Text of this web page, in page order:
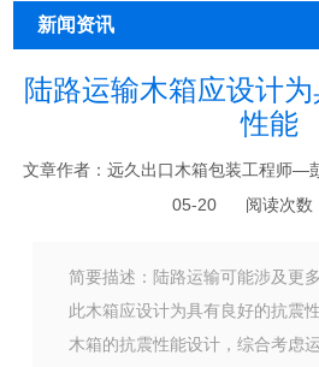
新闻资讯
陆路运输木箱应设计
性能
文章作者：远久出口木箱包装工程师—
05-20
阅读次数
简要描述：陆路运输可能涉及更
此木箱应设计为具有良好的抗震
木箱的抗震性能设计，综合考虑